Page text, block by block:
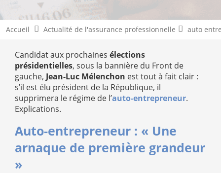
Accueil Actualité de l'assurance professionnelle auto
Candidat aux prochaines élections
présidentielles, sous la bannière du Front de
gauche, Jean-Luc Mélenchon est tout à fait clair :
s’il est élu président de la République, il
supprimera le régime de l’auto-entrepreneur.
Explications.
Auto-entrepreneur : « Une
arnaque de première grandeur
»